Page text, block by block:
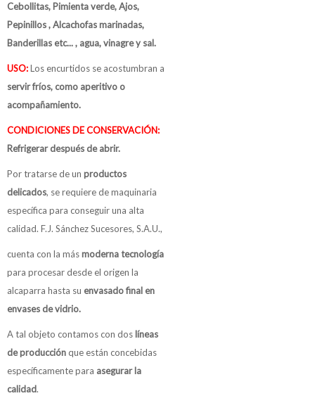
Cebollitas, Pimienta verde, Ajos,
Pepinillos , Alcachofas marinadas,
Banderillas etc... , agua, vinagre y sal.
USO:Los encurtidos se acostumbran a
servir fríos, como aperitivo o
acompañamiento.
CONDICIONES DE CONSERVACIÓN:
Refrigerar después de abrir.
Por tratarse de un productos
delicados, se requiere de maquinaria
específica para conseguir una alta
calidad. F.J. Sánchez Sucesores, S.A.U.,
cuenta con la másmoderna tecnología
para procesar desde el origen la
alcaparra hasta su envasado final en
envases de vidrio.
A tal objeto contamos con dos líneas
de producciónque están concebidas
específicamente para asegurar la
calidad.